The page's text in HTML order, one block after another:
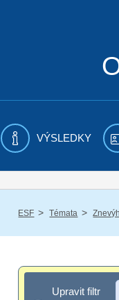
VÝSLEDKY
ESF / Témata /
Upravit filtr
Upravit filtr